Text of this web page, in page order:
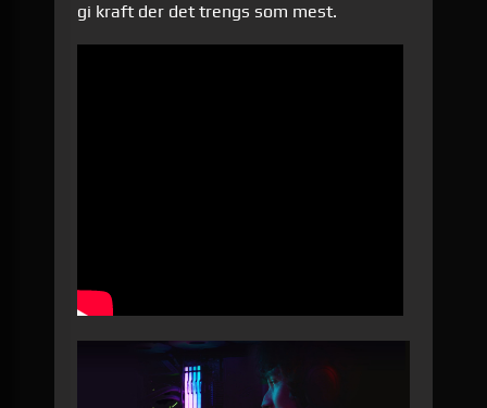
gi kraft der det trengs som mest.